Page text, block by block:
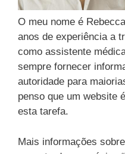
O meu nome é
anos de experiência a
como assistente
sempre fornecer
autoridade para
penso que um website
esta tarefa.
Mais informações